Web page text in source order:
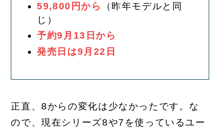
59,800円から
（昨年モデルと同
じ）
予約9月13日から
発売日は9月22日
正直、8からの変化は少なかったです。な
ので、現在シリーズ8や7を使っているユー